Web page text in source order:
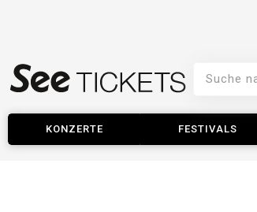
KONZERTE FESTIVALS